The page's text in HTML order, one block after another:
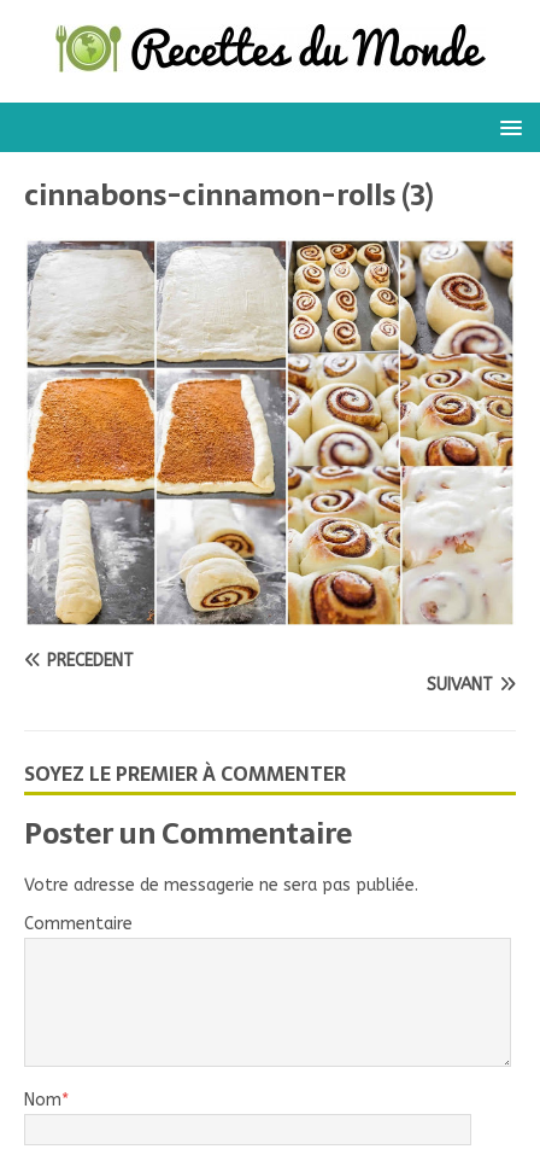
cinnabons-cinnamon-rolls (3)
PRÉCÉDENT
SUIVANT
SOYEZ LE PREMIER À COMMENTER
Poster un Commentaire
Votre adresse de messagerie ne sera pas publiée.
Commentaire
Nom*